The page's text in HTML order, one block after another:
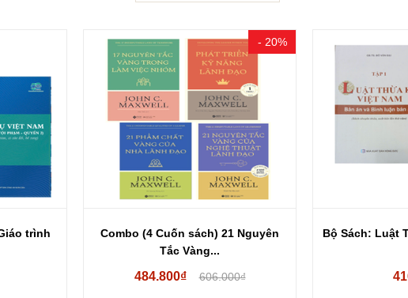
- 20%
Combo (4 Cuốn sách) 21 Nguyên
606.000₫
Bộ Sách: Luật Thừa Kế Việt Nam